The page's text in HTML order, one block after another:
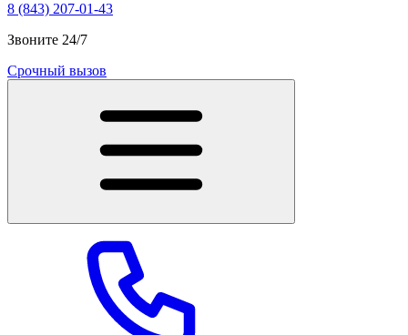
8 (843) 207-01-43
Звоните 24/7
Срочный вызов